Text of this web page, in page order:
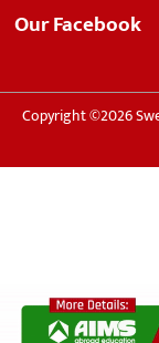
Our Facebook
Copyright ©2026